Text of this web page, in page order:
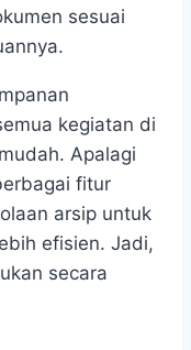
sesuai
kegiatan di
Apalagi
fitur
arsip untuk
efisien. Jadi,
secara